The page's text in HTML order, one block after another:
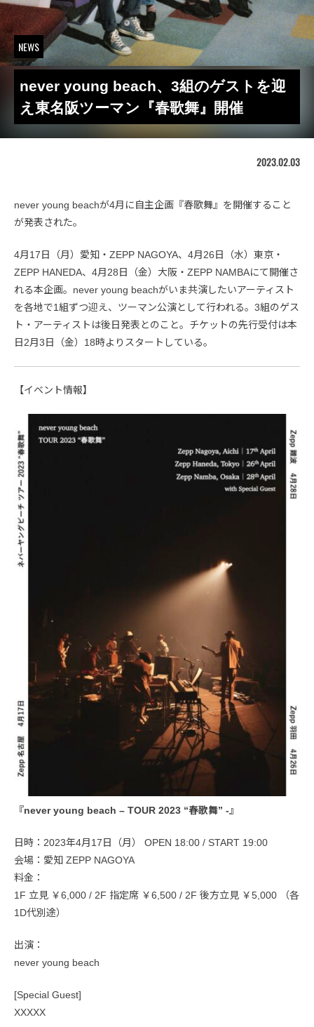
NEWS
never young beach、3組のゲストを迎
え東名阪ツーマン『春歌舞』開催
2023.02.03
never young beachが4月に自主企画『春歌舞』を開催すること
が発表された。
4月17日（月）愛知・ZEPP NAGOYA、4月26日（水）東京・
ZEPP HANEDA、4月28日（金）大阪・ZEPP NAMBAにて開催さ
れる本企画。never young beachがいま共演したいアーティスト
を各地で1組ずつ迎え、ツーマン公演として行われる。3組のゲス
ト・アーティストは後日発表とのこと。チケットの先行受付は本
日2月3日（金）18時よりスタートしている。
【イベント情報】
『never young beach – TOUR 2023 “春歌舞” -』
日時：2023年4月17日（月） OPEN 18:00 / START 19:00
会場：愛知 ZEPP NAGOYA
料金：
1F 立見 ￥6,000 / 2F 指定席 ￥6,500 / 2F 後方立見 ￥5,000 （各
1D代別途）
出演：
never young beach
[Special Guest]
XXXXX